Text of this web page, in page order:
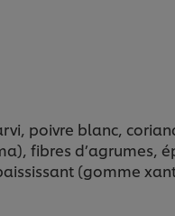
poivre blanc,
fibres d’agrumes,
(gomme